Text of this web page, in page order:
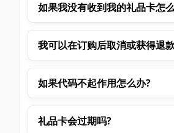
如果我没有收到我的礼品卡怎
我可以在订购后取消或获得退
如果代码不起作用怎么办?
礼品卡会过期吗?